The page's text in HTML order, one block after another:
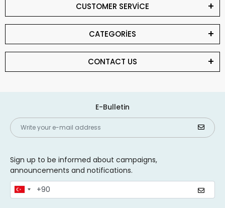
CUSTOMER SERVİCE
CATEGORİES
CONTACT US
E-Bulletin
Sign up to be informed about campaigns,
announcements and notifications.